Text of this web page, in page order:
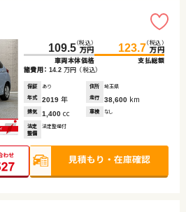
109.5（税込）
万円
車両本体価格
123.7（税込）
万円
支払総額
諸費用： 14.2 万円 （税込）
保証 あり 住所
埼玉県
年式
2019 年 走行 38,600 km
排気 1,400 cc 車検 なし
法定
整備
法定整備付